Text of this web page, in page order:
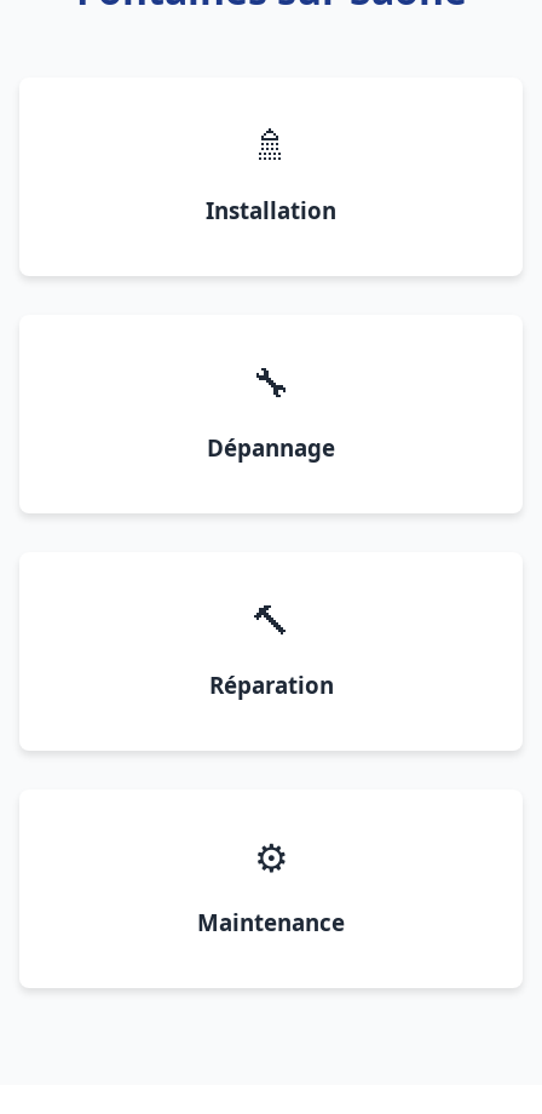
🚿
Installation
🔧
Dépannage
🔨
Réparation
⚙️
Maintenance